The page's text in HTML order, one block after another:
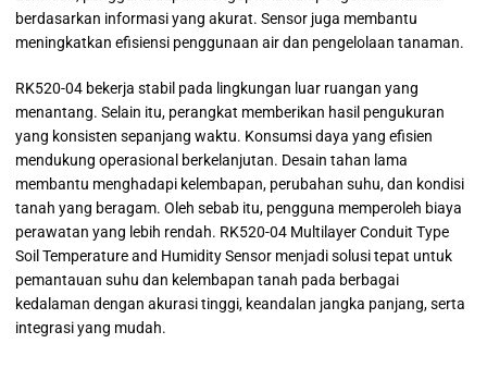
berdasarkan informasi yang akurat. Sensor juga membantu
meningkatkan efisiensi penggunaan air dan pengelolaan tanaman.
RK520-04 bekerja stabil pada lingkungan luar ruangan yang
menantang. Selain itu, perangkat memberikan hasil pengukuran
yang konsisten sepanjang waktu. Konsumsi daya yang efisien
mendukung operasional berkelanjutan. Desain tahan lama
membantu menghadapi kelembapan, perubahan suhu, dan kondisi
tanah yang beragam. Oleh sebab itu, pengguna memperoleh biaya
perawatan yang lebih rendah. RK520-04 Multilayer Conduit Type
Soil Temperature and Humidity Sensor menjadi solusi tepat untuk
pemantauan suhu dan kelembapan tanah pada berbagai
kedalaman dengan akurasi tinggi, keandalan jangka panjang, serta
integrasi yang mudah.